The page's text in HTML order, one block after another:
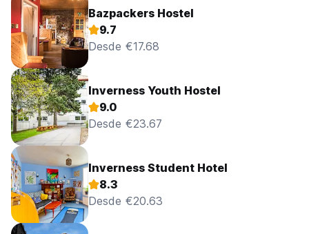
Bazpackers Hostel
9.7
Desde €17.68
Inverness Youth Hostel
9.0
Desde €23.67
Inverness Student Hotel
8.3
Desde €20.63